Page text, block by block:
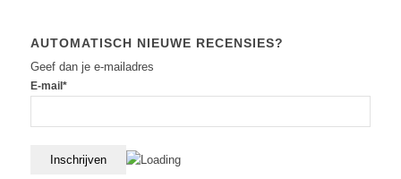
AUTOMATISCH NIEUWE RECENSIES?
Geef dan je e-mailadres
E-mail*